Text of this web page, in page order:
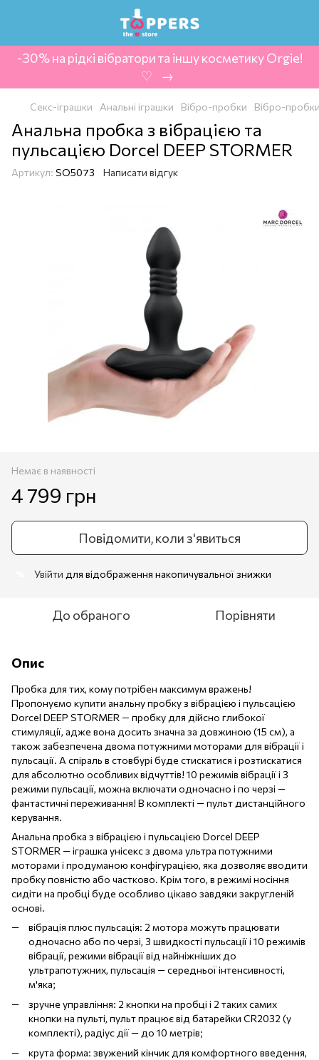
-30% на рідкі вібратори та іншу косметику Orgie!
‍ ♡ ‍ → ‍
Секс-іграшки Анальні іграшки Вібро-пробки Вібро-
Анальна пробка з вібрацією та
пульсацією Dorcel DEEP STORMER
Артикул: SO5073 Написати відгук
Немає в наявності
4 799 грн
Повідомити, коли з'явиться
Увійти для відображення накопичувальної знижки
До обраного Порівняти
Опис
Пробка для тих, кому потрібен максимум вражень!
Пропонуємо купити анальну пробку з вібрацією і пульсацією
Dorcel DEEP STORMER — пробку для дійсно глибокої
стимуляції, адже вона досить значна за довжиною (15 см), а
також забезпечена двома потужними моторами для вібрації і
пульсації. А спіраль в стовбурі буде стискатися і розтискатися
для абсолютно особливих відчуттів! 10 режимів вібрації і 3
режими пульсації, можна включати одночасно і по черзі —
фантастичні переживання! В комплекті — пульт дистанційного
керування.
Анальна пробка з вібрацією і пульсацією Dorcel DEEP
STORMER — іграшка унісекс з двома ультра потужними
моторами і продуманою конфігурацією, яка дозволяє вводити
пробку повністю або частково. Крім того, в режимі носіння
сидіти на пробці буде особливо цікаво завдяки закругленій
основі.
вібрація плюс пульсація: 2 мотора можуть працювати
одночасно або по черзі, 3 швидкості пульсації і 10 режимів
вібрації, режими вібрації від найніжніших до
ультрапотужних, пульсація — середньої інтенсивності,
м'яка;
зручне управління: 2 кнопки на пробці і 2 таких самих
кнопки на пульті, пульт працює від батарейки CR2032 (у
комплекті), радіус дії — до 10 метрів;
крута форма: звужений кінчик для комфортного введення,